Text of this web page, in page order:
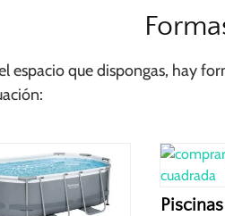
espacio que dispongas, hay